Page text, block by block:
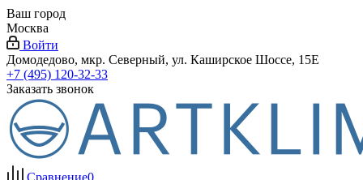
Ваш город
Москва
Войти
Домодедово, мкр. Северный, ул. Каширское Шоссе, 15Е
+7 (495) 120-32-33
Заказать звонок
Сравнение0